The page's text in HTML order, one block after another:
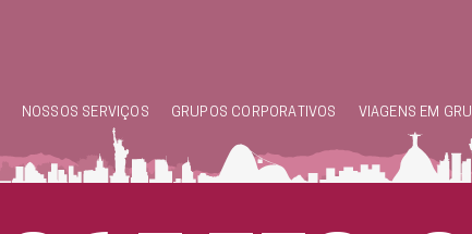
NOSSOS SERVIÇOS GRUPOS CORPORATIVOS VIAGENS EM